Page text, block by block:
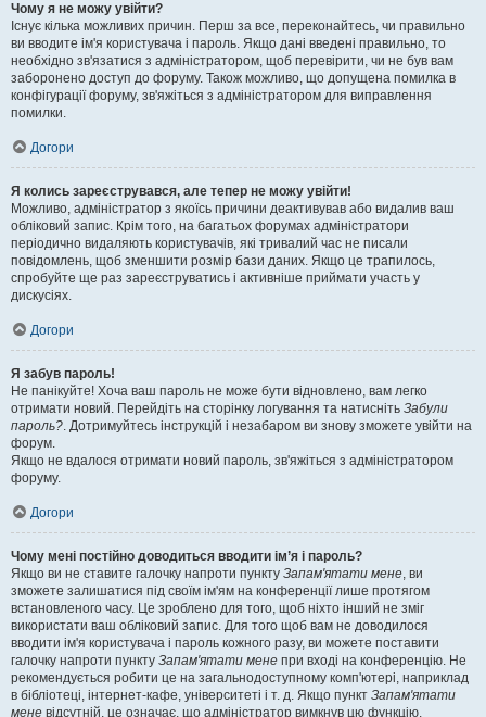
Чому я не можу увійти?
Існує кілька можливих причин. Перш за все, переконайтесь, чи правильно
ви вводите ім'я користувача і пароль. Якщо дані введені правильно, то
необхідно зв'язатися з адміністратором, щоб перевірити, чи не був вам
заборонено доступ до форуму. Також можливо, що допущена помилка в
конфігурації форуму, зв'яжіться з адміністратором для виправлення
помилки.
Догори
Я колись зареєструвався, але тепер не можу увійти!
Можливо, адміністратор з якоїсь причини деактивував або видалив ваш
обліковий запис. Крім того, на багатьох форумах адміністратори
періодично видаляють користувачів, які тривалий час не писали
повідомлень, щоб зменшити розмір бази даних. Якщо це трапилось,
спробуйте ще раз зареєструватись і активніше приймати участь у
дискусіях.
Догори
Я забув пароль!
Не панікуйте! Хоча ваш пароль не може бути відновлено, вам легко
отримати новий. Перейдіть на сторінку логування та натисніть Забули
пароль?. Дотримуйтесь інструкцій і незабаром ви знову зможете увійти на
форум.
Якщо не вдалося отримати новий пароль, зв'яжіться з адміністратором
форуму.
Догори
Чому мені постійно доводиться вводити ім’я і пароль?
Якщо ви не ставите галочку напроти пункту Запам'ятати мене, ви
зможете залишатися під своїм ім'ям на конференції лише протягом
встановленого часу. Це зроблено для того, щоб ніхто інший не зміг
використати ваш обліковий запис. Для того щоб вам не доводилося
вводити ім'я користувача і пароль кожного разу, ви можете поставити
галочку напроти пункту Запам'ятати мене при вході на конференцію. Не
рекомендується робити це на загальнодоступному комп'ютері, наприклад
в бібліотеці, інтернет-кафе, університеті і т. д. Якщо пункт Запам'ятати
мене відсутній, це означає, що адміністратор вимкнув цю функцію.